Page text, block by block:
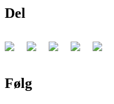
Del
Følg